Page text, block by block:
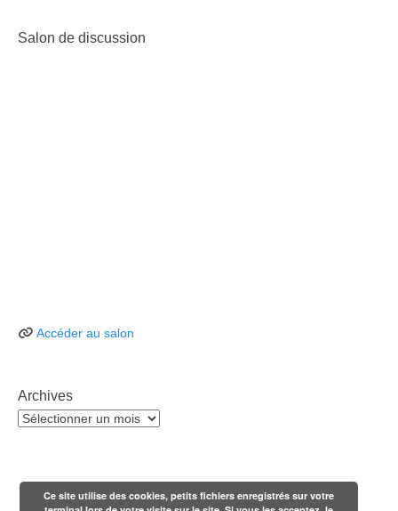
Salon de discussion
Accéder au salon
Archives
Archives
Ce site utilise des cookies, petits fichiers enregistrés sur votre